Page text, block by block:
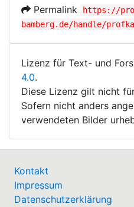
Permalink
https://
bamberg.de/handle/
Lizenz für Text- und
4.0.
Diese Lizenz gilt nicht
Sofern nicht anders
verwendeten Bilder
Kontakt
Impressum
Datenschutzerklärung